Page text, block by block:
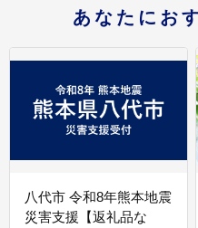
あなたにお
八代市 令和8年熊本地震
災害支援【返礼品な